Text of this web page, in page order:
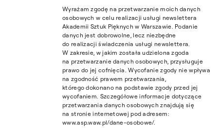
Wyrażam zgodę na przetwarzanie moich danych
osobowych w celu realizacji usługi newslettera
Akademii Sztuk Pięknych w Warszawie. Podanie
danych jest dobrowolne, lecz niezbędne
do realizacji świadczenia usługi newslettera.
W zakresie, w jakim została udzielona zgoda
na przetwarzanie danych osobowych, przysługuje
prawo do jej cofnięcia. Wycofanie zgody nie wpływa
na zgodność prawem przetwarzania,
którego dokonano na podstawie zgody przed jej
wycofaniem. Szczegółowe informacje dotyczące
przetwarzania danych osobowych znajdują się
na stronie internetowej pod adresem:
www.asp.waw.pl/dane-osobowe/.